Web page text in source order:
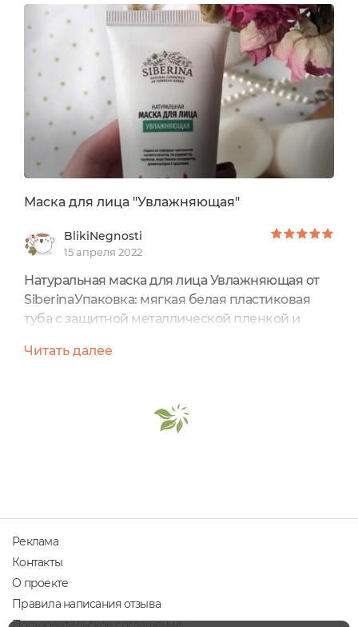
оформление в белых тонах. Объем средства 50
мл.Маска разработана для сухой и
чувствительной кожи. Мне с расширенными
порами, и жирной кожей на некоторых
участках,...
Маска для лица "Увлажняющая"
BlikiNegnosti
15 апреля 2022
Натуральная маска для лица Увлажняющая от
SiberinaУпаковка: мягкая белая пластиковая
туба с защитной металлической пленкой и
нравится мне у этого производителя –
мокрых Аромат: розой, цветами, летом!!!
Удобство использования: 10/10, из тюбика легко
Читать далее
Реклама
Контакты
О проекте
Правила написания отзыва